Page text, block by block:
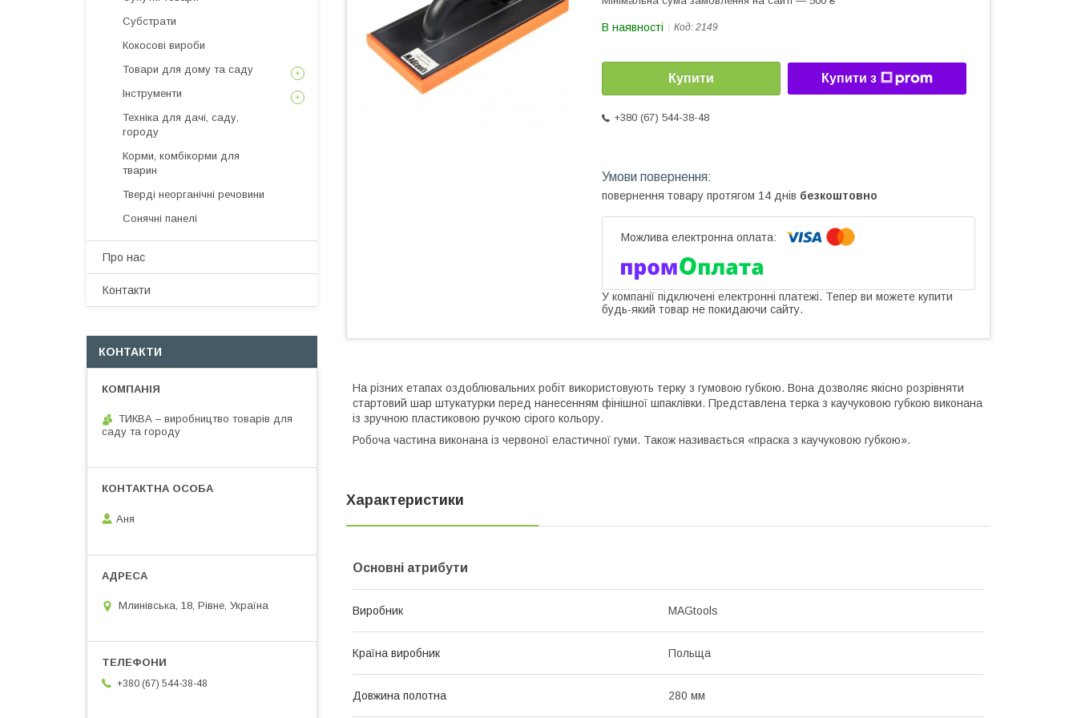
В наявності Код: 2149
Купити Купити з
+380 (67) 544-38-48
повернення товару протягом 14 днів безкоштовно
У компанії підключені електронні платежі. Тепер ви можете купити
будь-який товар не покидаючи сайту.
На різних етапах оздоблювальних робіт використовують терку з гумовою губкою. Вона дозволяє якісно розрівняти
стартовий шар штукатурки перед нанесенням фінішної шпаклівки. Представлена ​​терка з каучуковою губкою виконана
із зручною пластиковою ручкою сірого кольору.
Робоча частина виконана із червоної еластичної гуми. Також називається «праска з каучуковою губкою».
Характеристики
Основні атрибути
Виробник MAGtools
Країна виробник Польща
Довжина полотна 280 мм
Субстрати
Кокосові вироби
Товари для дому та саду
Інструменти
Техніка для дачі, саду,
городу
Корми, комбікорми для
тварин
Тверді неорганічні речовини
Сонячні панелі
Про нас
Контакти
КОНТАКТИ
ТИКВА – виробництво товарів для
саду та городу
Аня
Млинівська, 18, Рівне, Україна
+380 (67) 544-38-48